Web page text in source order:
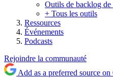
Outils de backlog
+ Tous les outils
Ressources
Événements
Podcasts
Rejoindre la communauté
Add as a preferred source